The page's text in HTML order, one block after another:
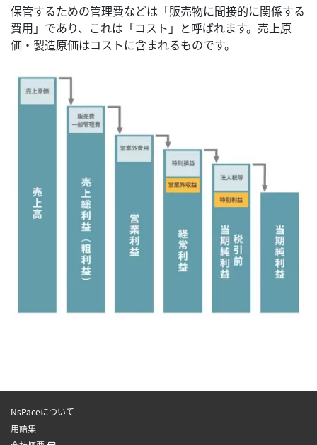
保管するための管理費などは「販売物に間接的に関係する
費用」であり、これは「コスト」と呼ばれます。売上原
価・製造原価はコストに含まれるものです。
NsPaceについて
用語集